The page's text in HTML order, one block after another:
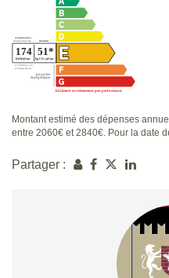
Montant estimé des dépenses
entre 2060€ et 2840€. Pour la date
Partager :